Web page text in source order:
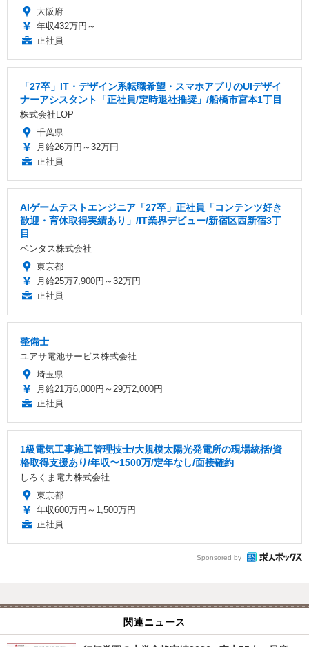
大阪府
年収432万円～
正社員
「27卒」IT・デザイン系転職希望・スマホアプリのUIデザイ
ナーアシスタント「正社員/定時退社推奨」/船橋市宮本1丁目
株式会社LOP
千葉県
月給26万円～32万円
正社員
AIゲームテストエンジニア「27卒」正社員「コンテンツ好き
歓迎・育休取得実績あり」/IT業界デビュー/新宿区西新宿3丁
目
ベンタス株式会社
東京都
月給25万7,900円～32万円
正社員
整備士
ユアサ電池サービス株式会社
埼玉県
月給21万6,000円～29万2,000円
正社員
1級電気工事施工管理技士/大規模太陽光発電所の現場統括/資
格取得支援あり/年収〜1500万/定年なし/面接確約
しろくま電力株式会社
東京都
年収600万円～1,500万円
正社員
Sponsored by
関連ニュース